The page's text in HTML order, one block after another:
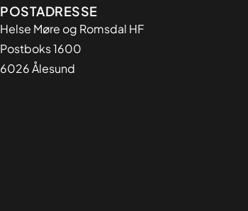
Adresse
POSTADRESSE
Helse Møre og Romsdal HF
Postboks 1600
6026 Ålesund